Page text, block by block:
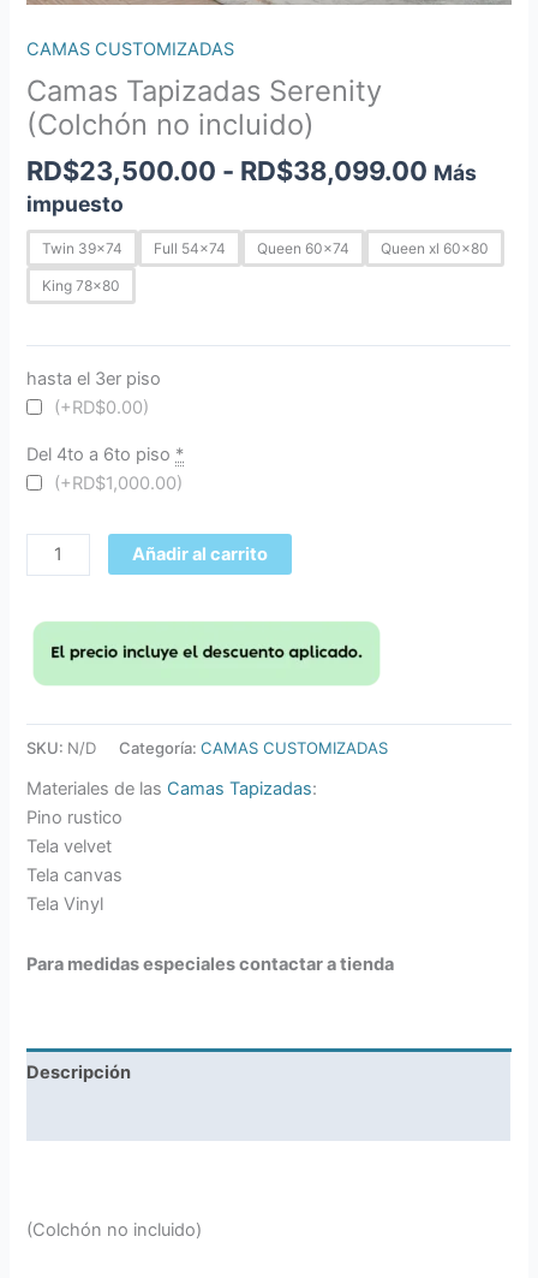
CAMAS CUSTOMIZADAS
Camas Tapizadas Serenity
(Colchón no incluido)
RD$23,500.00 - RD$38,099.00 Más
impuesto
Twin 39x74 Full 54x74 Queen 60x74 Queen xl 60x80
King 78x80
hasta el 3er piso
(+RD$0.00)
Del 4to a 6to piso *
(+RD$1,000.00)
Añadir al carrito
SKU: N/D Categoría:CAMAS CUSTOMIZADAS
Materiales de las Camas Tapizadas:
Pino rustico
Tela velvet
Tela canvas
Tela Vinyl
Para medidas especiales contactar a tienda
Descripción
(Colchón no incluido)